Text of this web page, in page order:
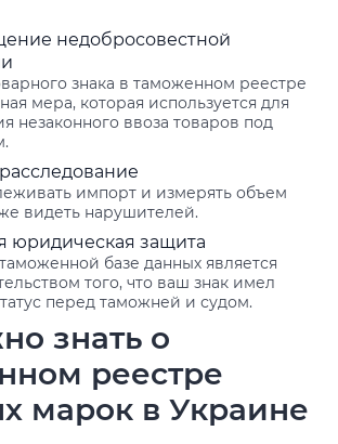
недобросовестной
знака в таможенном реестре
мера, которая используется для
незаконного ввоза товаров под
импорт и измерять объем
видеть нарушителей.
юридическая защита
базе данных является
того, что ваш знак имел
перед таможней и судом.
знать о
реестре
марок в Украине